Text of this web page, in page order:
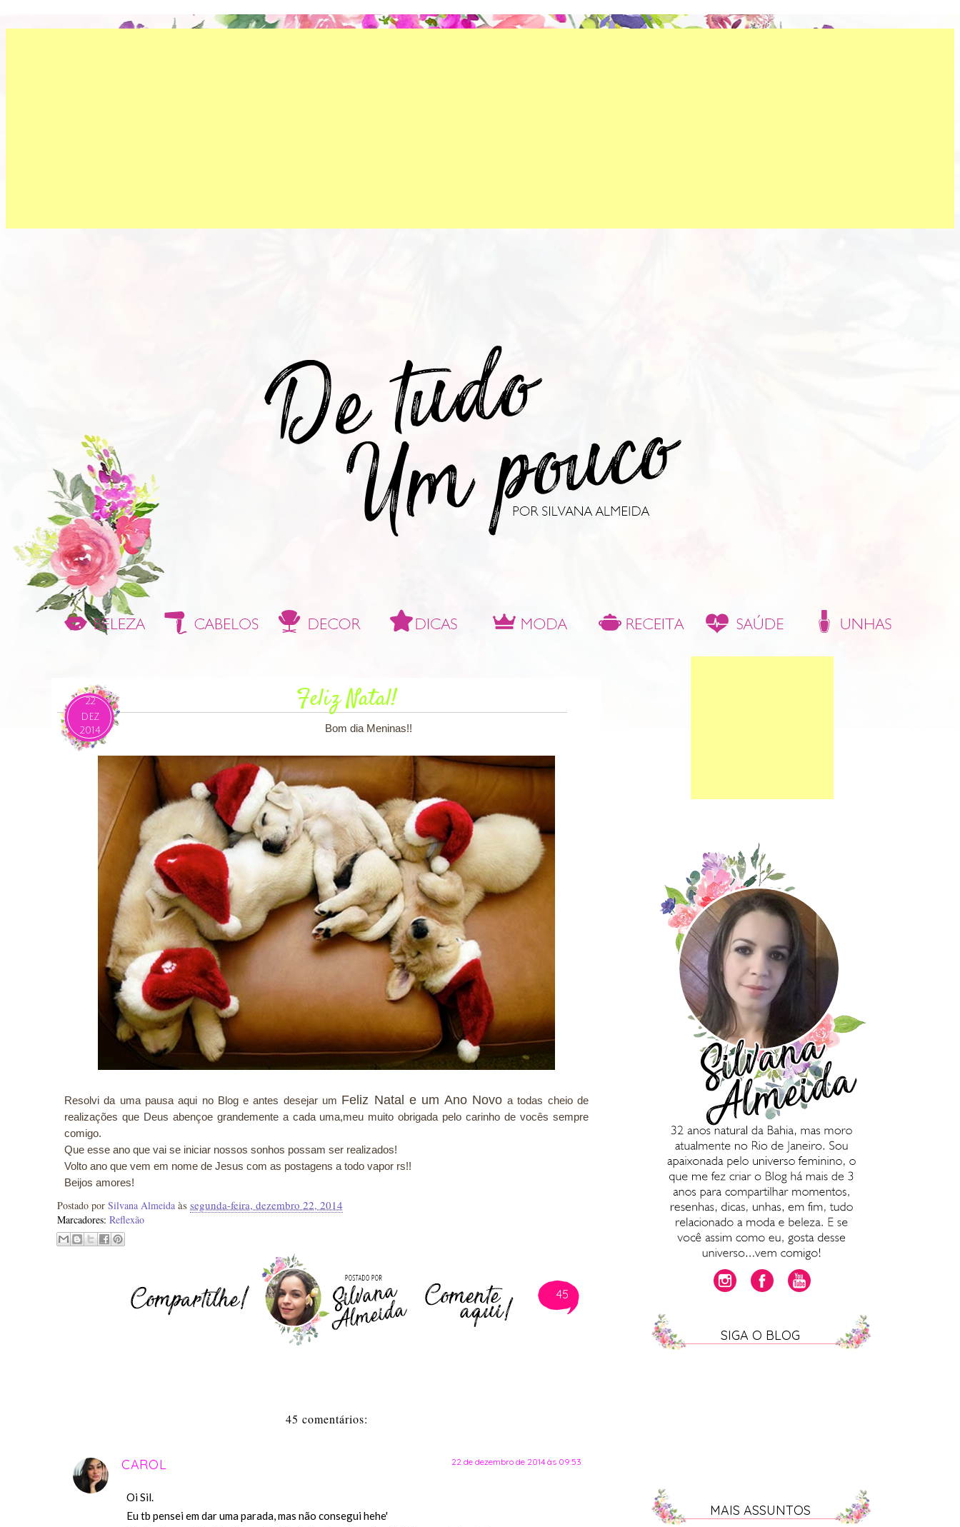
22
DEZ
2014
Feliz Natal!
Bom dia Meninas!!
Resolvi da uma pausa aqui no Blog e antes desejar um Feliz Natal e um Ano Novoa todas cheio de
realizações que Deus abençoe grandemente a cada uma,meu muito obrigada pelo carinho de vocês sempre
comigo.
Que esse ano que vai se iniciar nossos sonhos possam ser realizados!
Volto ano que vem em nome de Jesus com as postagens a todo vapor rs!!
Beijos amores!
Postado por Silvana Almeida às segunda-feira, dezembro 22, 2014
Marcadores: Reflexão
45
45 comentários:
CAROL 22 de dezembro de 2014 às 09:53
Oi Sil.
Eu tb pensei em dar uma parada, mas não consegui hehe'
SIGA O BLOG
MAIS ASSUNTOS